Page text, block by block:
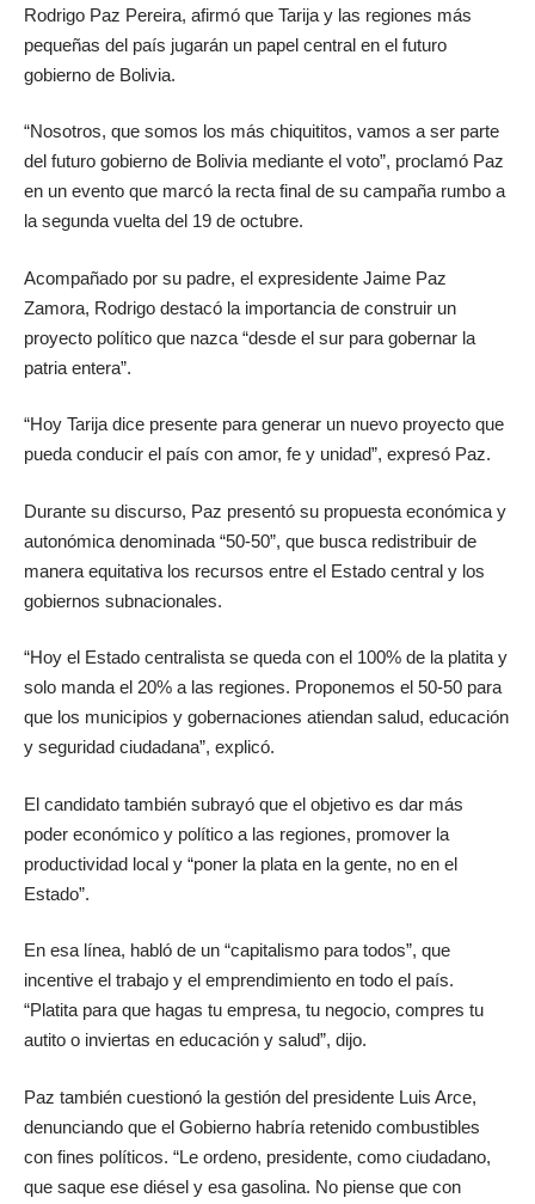
Rodrigo Paz Pereira, afirmó que Tarija y las regiones más
pequeñas del país jugarán un papel central en el futuro
gobierno de Bolivia.
“Nosotros, que somos los más chiquititos, vamos a ser parte
del futuro gobierno de Bolivia mediante el voto”, proclamó Paz
en un evento que marcó la recta final de su campaña rumbo a
la segunda vuelta del 19 de octubre.
Acompañado por su padre, el expresidente Jaime Paz
Zamora, Rodrigo destacó la importancia de construir un
proyecto político que nazca “desde el sur para gobernar la
patria entera”.
“Hoy Tarija dice presente para generar un nuevo proyecto que
pueda conducir el país con amor, fe y unidad”, expresó Paz.
Durante su discurso, Paz presentó su propuesta económica y
autonómica denominada “50-50”, que busca redistribuir de
manera equitativa los recursos entre el Estado central y los
gobiernos subnacionales.
“Hoy el Estado centralista se queda con el 100% de la platita y
solo manda el 20% a las regiones. Proponemos el 50-50 para
que los municipios y gobernaciones atiendan salud, educación
y seguridad ciudadana”, explicó.
El candidato también subrayó que el objetivo es dar más
poder económico y político a las regiones, promover la
productividad local y “poner la plata en la gente, no en el
Estado”.
En esa línea, habló de un “capitalismo para todos”, que
incentive el trabajo y el emprendimiento en todo el país.
“Platita para que hagas tu empresa, tu negocio, compres tu
autito o inviertas en educación y salud”, dijo.
Paz también cuestionó la gestión del presidente Luis Arce,
denunciando que el Gobierno habría retenido combustibles
con fines políticos. “Le ordeno, presidente, como ciudadano,
que saque ese diésel y esa gasolina. No piense que con